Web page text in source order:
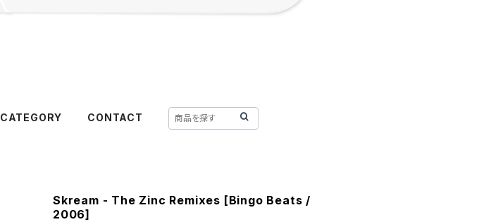
CATEGORY CONTACT
Skream - The Zinc Remixes [Bingo Beats /
2006]